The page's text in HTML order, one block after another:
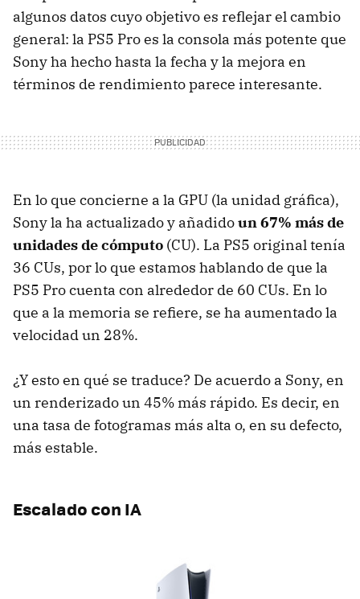
algunos datos cuyo objetivo es reflejar el cambio
general: la PS5 Pro es la consola más potente que
Sony ha hecho hasta la fecha y la mejora en
términos de rendimiento parece interesante.
En lo que concierne a la GPU (la unidad gráfica),
Sony la ha actualizado y añadidoun 67% más de
unidades de cómputo (CU). La PS5 original tenía
36 CUs, por lo que estamos hablando de que la
PS5 Pro cuenta con alrededor de 60 CUs. En lo
que a la memoria se refiere, se ha aumentado la
velocidad un 28%.
¿Y esto en qué se traduce? De acuerdo a Sony, en
un renderizado un 45% más rápido. Es decir, en
una tasa de fotogramas más alta o, en su defecto,
más estable.
Escalado con IA